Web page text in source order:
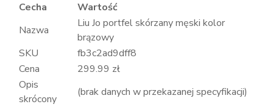
Cecha
Wartość
Nazwa
Liu Jo portfel skórzany męski kolor
brązowy
SKU
fb3c2ad9dff8
Cena
299.99 zł
Opis
skrócony
(brak danych w przekazanej specyfikacji)